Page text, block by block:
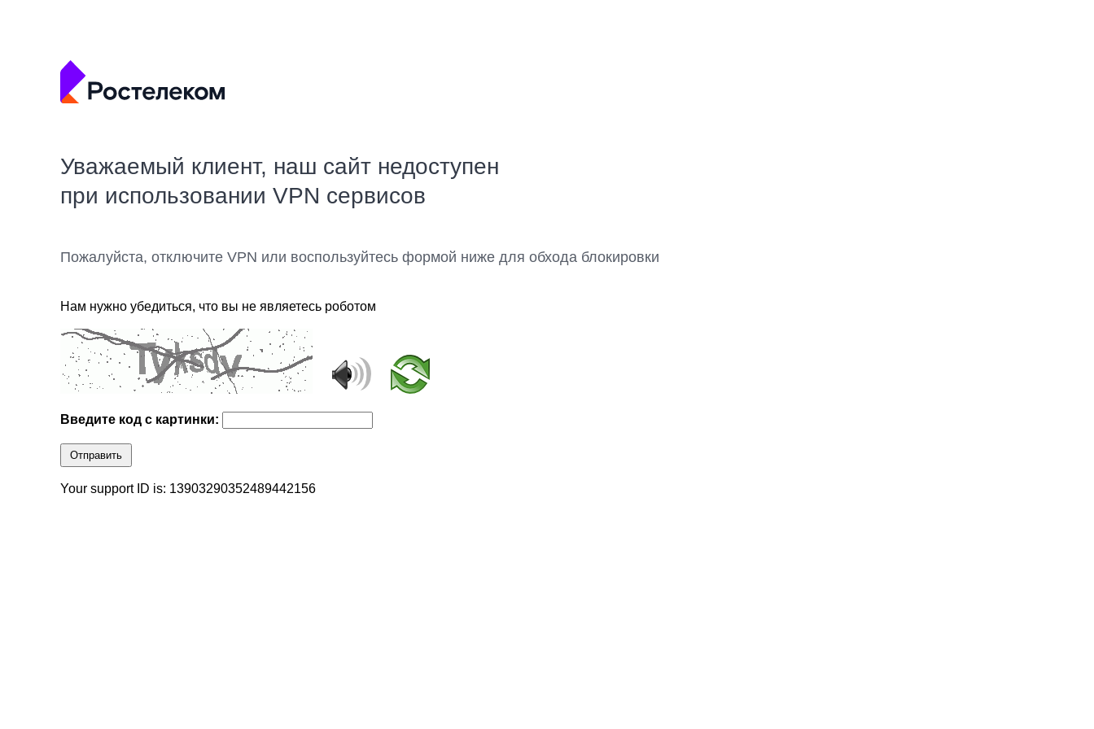
Уважаемый клиент, наш сайт недоступен
при использовании VPN сервисов
Пожалуйста, отключите VPN или воспользуйтесь формой ниже для обхода блокировки
Нам нужно убедиться, что вы не являетесь роботом
Введите код с картинки:
Отправить
Your support ID is: 13903290352489442156